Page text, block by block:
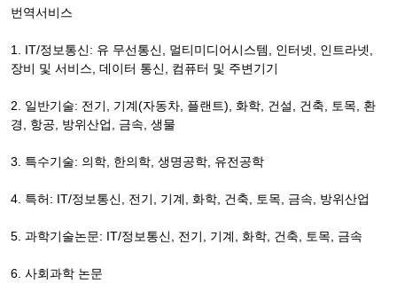
번역서비스
1. IT/정보통신: 유 무선통신, 멀티미디어시스템, 인터넷, 인트라넷,
장비 및 서비스, 데이터 통신, 컴퓨터 및 주변기기
2. 일반기술: 전기, 기계(자동차, 플랜트), 화학, 건설, 건축, 토목, 환
경, 항공, 방위산업, 금속, 생물
3. 특수기술: 의학, 한의학, 생명공학, 유전공학
4. 특허: IT/정보통신, 전기, 기계, 화학, 건축, 토목, 금속, 방위산업
5. 과학기술논문: IT/정보통신, 전기, 기계, 화학, 건축, 토목, 금속
6. 사회과학 논문